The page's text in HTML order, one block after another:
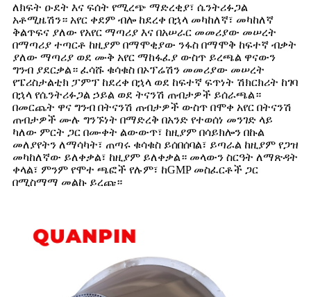
ለክፍት ዑደት እና ፍሰት የሚረጭ ማድረቂያ፣ ሴንትሪፉጋል
አቶሚዜሽን። አየር ቀደም ብሎ ከደረቀ በኋላ መካከለኛ፣ መካከለኛ
ቅልጥፍና ያለው የአየር ማጣሪያ እና በአሠራር መመሪያው መሠረት
በማጣሪያ ተጣርቶ ከዚያም በማሞቂያው ንፋስ በማሞቅ ከፍተኛ ብቃት
ያለው ማጣሪያ ወደ ሙቅ አየር ማከፋፈያ ውስጥ ይረጫል ዋናውን
ግንብ ያደርቃል። ፈሳሹ ቁሳቁስ በኦፕሬሽን መመሪያው መሠረት
የፔሪስታልቲክ ፓምፕ ከደረቀ በኋላ ወደ ከፍተኛ ፍጥነት ሽክርክሪት ከገባ
በኋላ የሴንትሪፉጋል ኃይል ወደ ትናንሽ ጠብታዎች ይሰራጫል።
በመርጨት ዋና ግንብ በትናንሽ ጠብታዎች ውስጥ በሞቀ አየር በትናንሽ
ጠብታዎች ሙሉ ግንኙነት በማድረቅ በአንድ የተወሰነ መንገድ ላይ
ካለው ምርት ጋር በሙቀት ልውውጥ፣ ከዚያም በሳይክሎን በኩል
መለያየትን ለማሳካት፣ ጠጣሩ ቁሳቁስ ይሰበሰባል፣ ይጣራል ከዚያም የጋዝ
መካከለኛው ይለቀቃል፣ ከዚያም ይለቀቃል። መላውን ስርዓት ለማጽዳት
ቀላል፣ ምንም የሞተ ጫፎች የሉም፣ ከGMP መስፈርቶች ጋር
በሚስማማ መልኩ ይረጩ።